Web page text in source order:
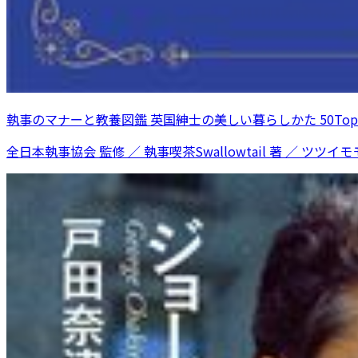
執事のマナーと教養図鑑 英国紳士の美しい暮らしかた
全日本執事協会 監修 ／ 執事喫茶Swallowtail 著 ／ ツツイ